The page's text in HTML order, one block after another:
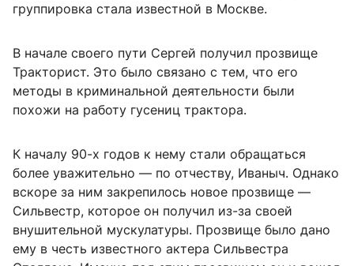
группировка стала известной в Москве.
В начале своего пути Сергей получил прозвище
Тракторист. Это было связано с тем, что его
методы в криминальной деятельности были
похожи на работу гусениц трактора.
К началу 90-х годов к нему стали обращаться
более уважительно — по отчеству, Иваныч. Однако
вскоре за ним закрепилось новое прозвище —
Сильвестр, которое он получил из-за своей
внушительной мускулатуры. Прозвище было дано
ему в честь известного актера Сильвестра